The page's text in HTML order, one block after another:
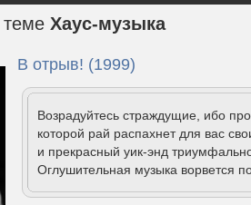
Хаус-музыка
В отрыв! (1999)
Возрадуйтесь страждущие, ибо
которой рай распахнет для вас
и прекрасный уик-энд
Оглушительная музыка ворвется